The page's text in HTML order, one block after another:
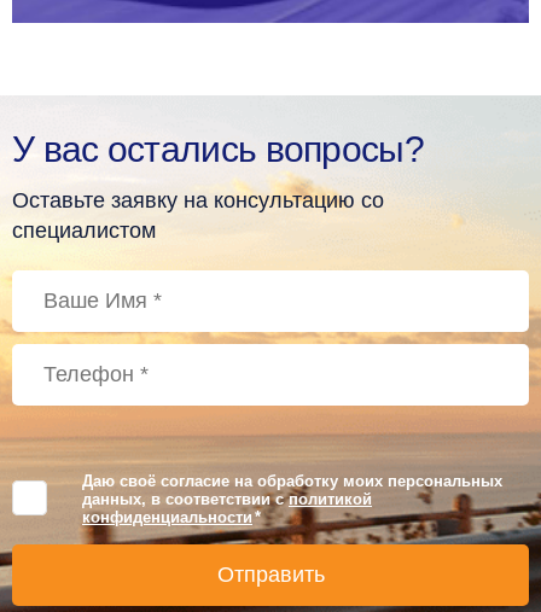
У вас остались вопросы?
Оставьте заявку на консультацию со
специалистом
Даю своё согласие на обработку моих персональных
данных, в соответствии сполитикой
конфиденциальности *